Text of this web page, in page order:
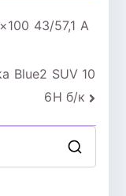
43/57,1 A
Blue2 SUV 10
6Н б/к